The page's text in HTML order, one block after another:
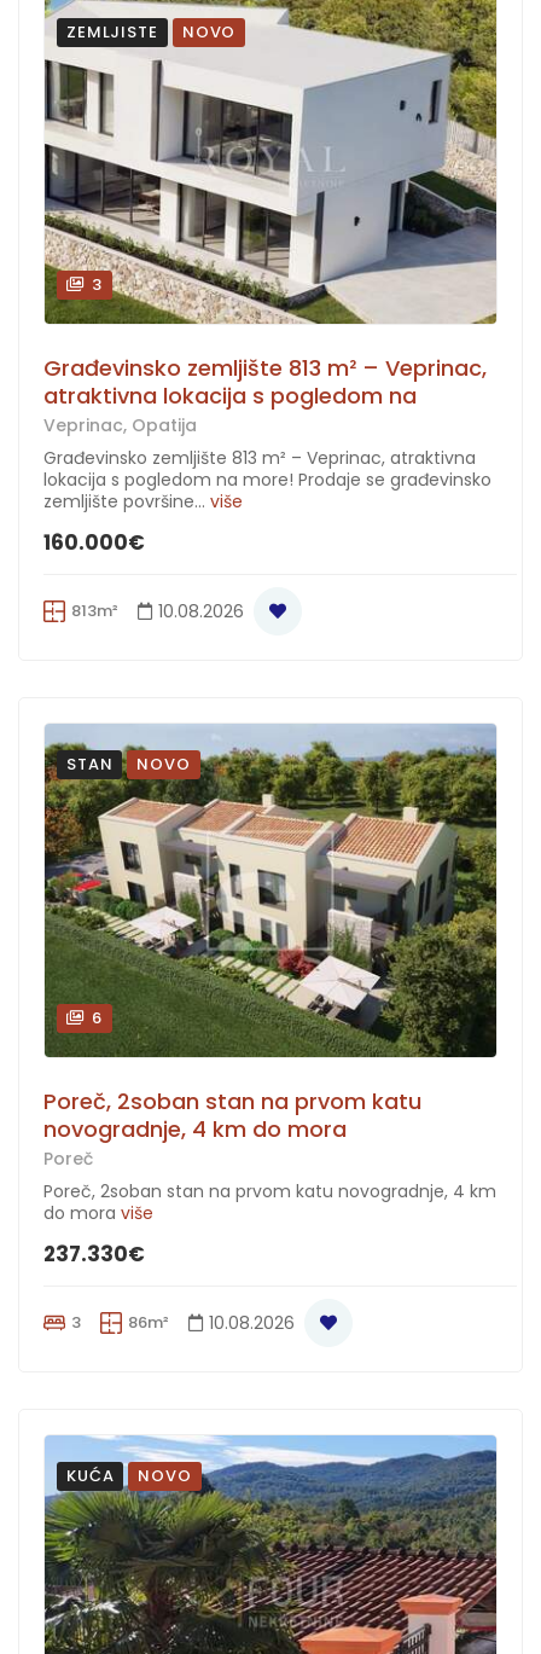
ZEMLJISTE NOVO
3
Građevinsko zemljište 813 m² – Veprinac,
atraktivna lokacija s pogledom na
Veprinac, Opatija
Građevinsko zemljište 813 m² – Veprinac, atraktivna
lokacija s pogledom na more! Prodaje se građevinsko
zemljište površine... više
160.000€
813m² 10.08.2026
STAN NOVO
6
Poreč, 2soban stan na prvom katu
novogradnje, 4 km do mora
Poreč
Poreč, 2soban stan na prvom katu novogradnje, 4 km
do mora više
237.330€
3 86m² 10.08.2026
KUĆA NOVO